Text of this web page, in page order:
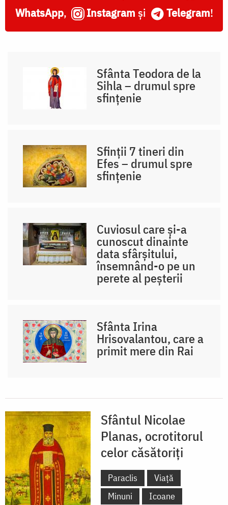
WhatsApp, Instagram și Telegram!
Sfânta Teodora de la
Sihla – drumul spre
sfințenie
Sfinții 7 tineri din
Efes – drumul spre
sfințenie
Cuviosul care și-a
cunoscut dinainte
data sfârșitului,
însemnând-o pe un
perete al peșterii
Sfânta Irina
Hrisovalantou, care a
primit mere din Rai
Sfântul Nicolae
Planas, ocrotitorul
celor căsătoriți
Paraclis
Viață
Minuni
Icoane